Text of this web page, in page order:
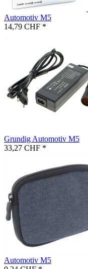
Automotiv M5
14,79 CHF *
Grundig Automotiv M5
33,27 CHF *
Automotiv M5